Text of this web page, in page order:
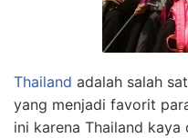
Thailand adalah salah
yang menjadi favorit
ini karena Thailand kaya